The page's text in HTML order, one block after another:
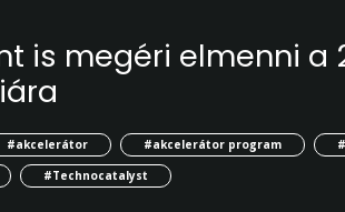
is megéri elmenni a
#akcelerátor #akcelerátor program
#Technocatalyst